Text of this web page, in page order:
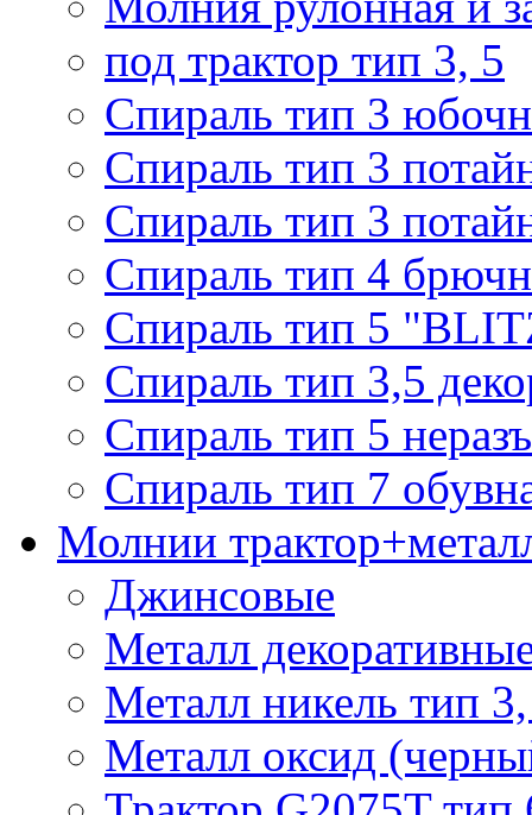
под трактор тип 3, 5
Спираль тип 3
Спираль тип 3
Спираль тип 3
Спираль тип 4
Спираль тип 5
Спираль тип 3,5
Спираль тип 5
Спираль тип 7
Молнии
Джинсовые
Металл
Металл никель тип
Металл оксид